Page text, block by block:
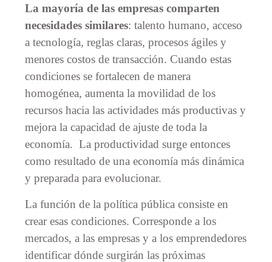
La mayoría de las empresas comparten
necesidades similares: talento humano, acceso
a tecnología, reglas claras, procesos ágiles y
menores costos de transacción. Cuando estas
condiciones se fortalecen de manera
homogénea, aumenta la movilidad de los
recursos hacia las actividades más productivas y
mejora la capacidad de ajuste de toda la
economía. La productividad surge entonces
como resultado de una economía más dinámica
y preparada para evolucionar.
La función de la política pública consiste en
crear esas condiciones. Corresponde a los
mercados, a las empresas y a los emprendedores
identificar dónde surgirán las próximas